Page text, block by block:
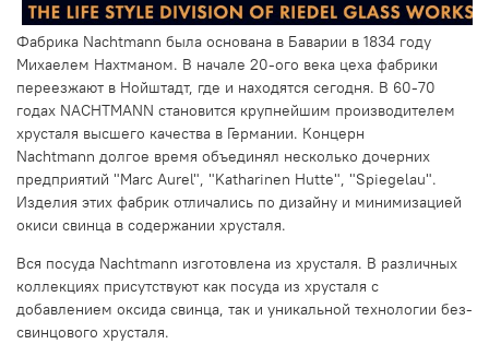
Фабрика Nachtmann была основана в Баварии в 1834 году
Михаелем Нахтманом. В начале 20-ого века цеха фабрики
переезжают в Нойштадт, где и находятся сегодня. В 60-70
годах NACHTMANN становится крупнейшим производителем
хрусталя высшего качества в Германии. Концерн
Nachtmann долгое время объединял несколько дочерних
предприятий "Marc Aurel", "Katharinen Hutte", "Spiegelau".
Изделия этих фабрик отличались по дизайну и минимизацией
окиси свинца в содержании хрусталя.
Вся посуда Nachtmann изготовлена из хрусталя. В различных
коллекциях присутствуют как посуда из хрусталя с
добавлением оксида свинца, так и уникальной технологии без-
свинцового хрусталя.